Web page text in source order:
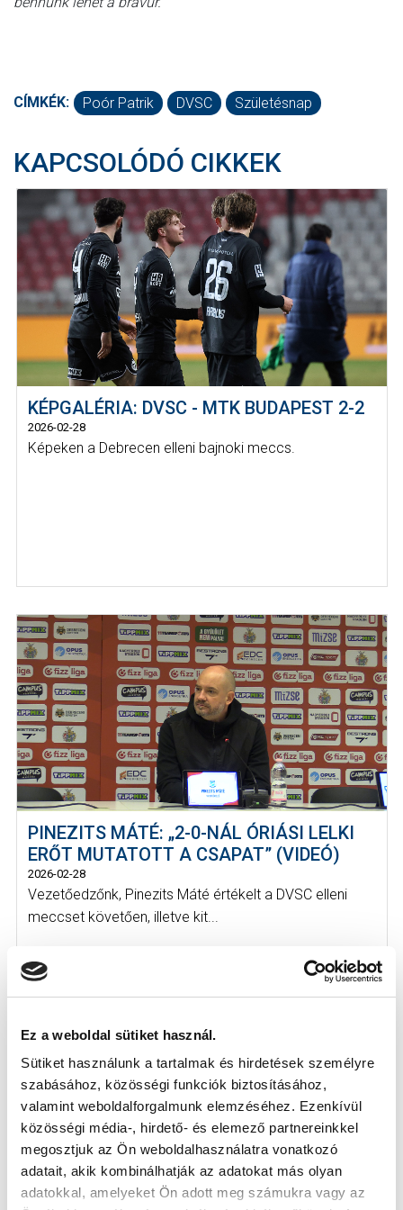
Ez a weboldal sütiket használ.
Sütiket használunk a tartalmak és hirdetések személyre
szabásához, közösségi funkciók biztosításához,
valamint weboldalforgalmunk elemzéséhez. Ezenkívül
közösségi média-, hirdető- és elemező partnereinkkel
megosztjuk az Ön weboldalhasználatra vonatkozó
adatait, akik kombinálhatják az adatokat más olyan
adatokkal, amelyeket Ön adott meg számukra vagy az
CÍMKÉK: Poór Patrik DVSC Születésnap
KAPCSOLÓDÓ CIKKEK
KÉPGALÉRIA: DVSC - MTK BUDAPEST 2-2
2026-02-28
Képeken a Debrecen elleni bajnoki meccs.
PINEZITS MÁTÉ: „2-0-NÁL ÓRIÁSI LELKI
ERŐT MUTATOTT A CSAPAT” (VIDEÓ)
2026-02-28
Vezetőedzőnk, Pinezits Máté értékelt a DVSC elleni
meccset követően, illetve kit...